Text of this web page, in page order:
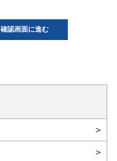
認画面に進む